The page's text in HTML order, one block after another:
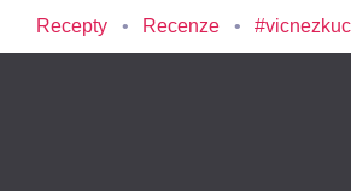
Recepty Recenze